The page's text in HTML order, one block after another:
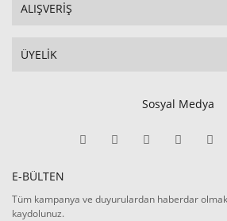
ALIŞVERİŞ
ÜYELİK
Sosyal Medya
E-BÜLTEN
Tüm kampanya ve duyurulardan haberdar
kaydolunuz.